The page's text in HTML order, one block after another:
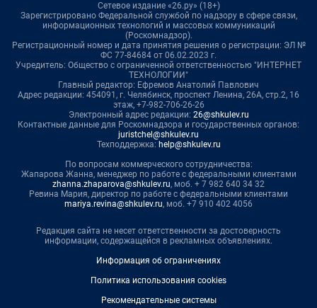
Сетевое издание «26.ру» (18+)
Зарегистрировано Федеральной службой по надзору в сфере связи,
информационных технологий и массовых коммуникаций
(Роскомнадзор).
Регистрационный номер и дата принятия решения о регистрации: ЭЛ №
ФС 77-84684 от 06.02.2023 г.
Учредитель: Общество с ограниченной ответственностью "ИНТЕРНЕТ
ТЕХНОЛОГИИ"
Главный редактор: Ефремов Анатолий Павлович
Адрес редакции: 454091, г. Челябинск, проспект Ленина, 26А, стр.2, 16
этаж, +7-982-706-26-26
Электронный адрес редакции: 26@shkulev.ru
Контактные данные для Роскомнадзора и государственных органов:
juristchel@shkulev.ru
Техподдержка: help@shkulev.ru
По вопросам коммерческого сотрудничества:
Жапарова Жанна, менеджер по работе с федеральными клиентами
zhanna.zhaparova@shkulev.ru, моб. + 7 982 640 34 32
Ревина Мария, директор по работе с федеральными клиентами
mariya.revina@shkulev.ru, моб. +7 910 402 4056
Редакция сайта не несет ответственности за достоверность
информации, содержащейся в рекламных объявлениях.
Информация об ограничениях
Политика использования cookies
Рекомендательные системы